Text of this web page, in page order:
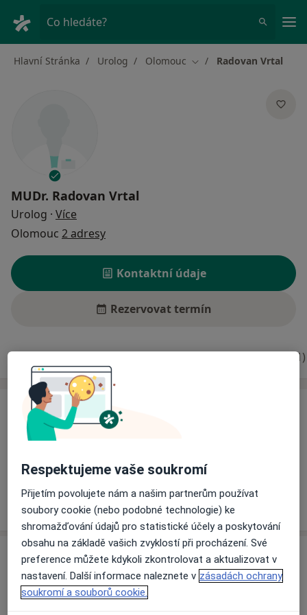
Co hledáte?
Hlavní Stránka Urolog Olomouc Změna města
Radovan Vrtal
MUDr. Radovan Vrtal
Urolog · Více
Olomouc 2 adresy
Kontaktní údaje
Rezervovat termín
Odpovědi (1)
Služby a ceník služeb
Urologická konzultace
Jak fungují ceny?
Adresy (2)
Adresa 1 Adresa 2
Respektujeme vaše soukromí
Přijetím povolujete nám a našim partnerům používat
soubory cookie (nebo podobné technologie) ke
shromažďování údajů pro statistické účely a poskytování
obsahu na základě vašich zvyklostí při procházení. Své
preference můžete kdykoli zkontrolovat a aktualizovat v
nastavení. Další informace naleznete v zásadách ochrany
soukromí a souborů cookie.